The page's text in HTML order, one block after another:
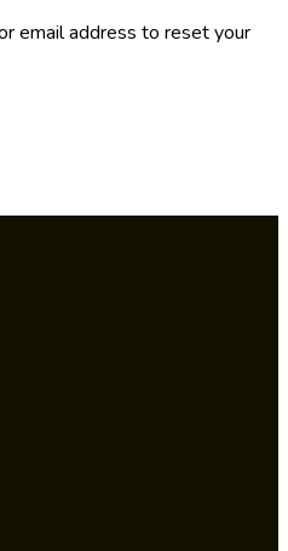
email address to reset your